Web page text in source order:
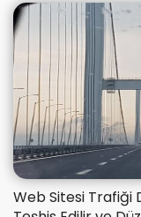
​Web Sitesi Trafiği